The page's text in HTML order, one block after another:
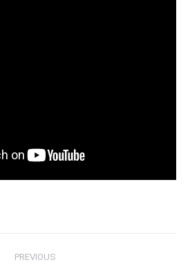
PREVIOUS